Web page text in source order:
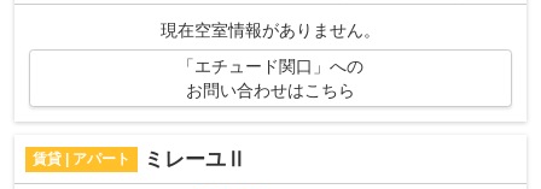
ット非公開の物件からもお探し致します‼ ...
現在空室情報がありません。
「エチュード関口」への
お問い合わせはこちら
賃貸 | アパート ミレーユⅡ